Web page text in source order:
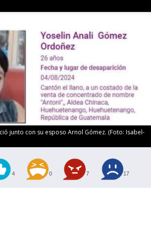
junto con su esposo Arnol Gómez. (Foto: Isabel-
4 0 7 17